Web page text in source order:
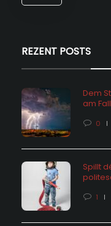
REZENT POSTS
Dem
am
0
Spillt
1